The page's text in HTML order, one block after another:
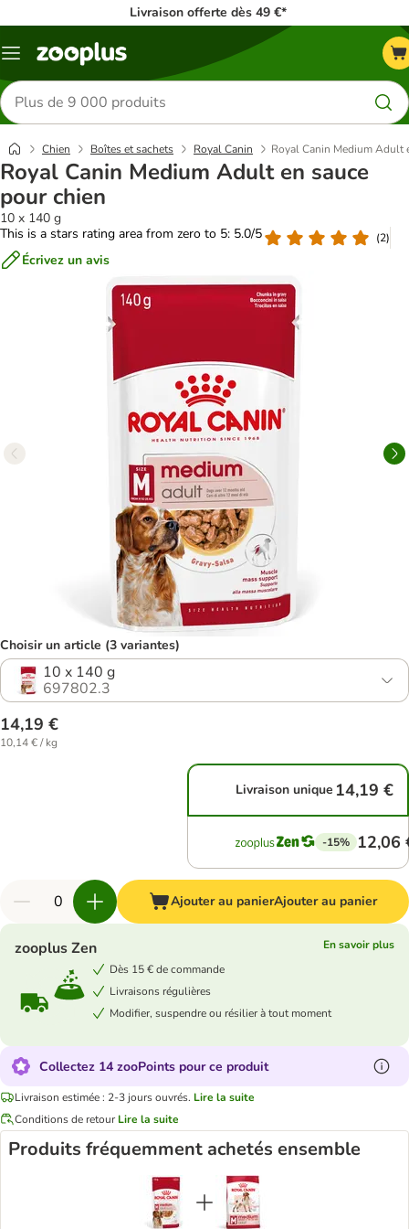
Livraison offerte dès 49 €*
Menu
Rechercher
des
produits
Chien Boîtes et sachets Royal Canin Royal Canin Medium Adult
Royal Canin Medium Adult en sauce
pour chien
10 x 140 g
This is a stars rating area from zero to 5: 5.0/5
(2)
Écrivez un avis
Choisir un article (3 variantes)
10 x 140 g
697802.3
14,19 €
10,14 € / kg
Livraison unique 14,19 €
-15% 12,06
Ajouter au panierAjouter au panier
zooplus Zen
En savoir plus
Dès 15 € de commande
Livraisons régulières
Modifier, suspendre ou résilier à tout moment
Collectez 14 zooPoints pour ce produit
Livraison estimée : 2-3 jours ouvrés. Lire la suite
Conditions de retour Lire la suite
Produits fréquemment achetés ensemble